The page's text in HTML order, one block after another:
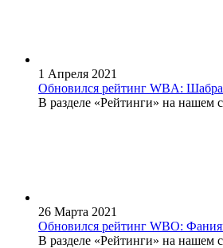
1 Апреля 2021
Обновился рейтинг WBA:
В разделе «Рейтинги» на нашем
26 Марта 2021
Обновился рейтинг WBO:
В разделе «Рейтинги» на нашем